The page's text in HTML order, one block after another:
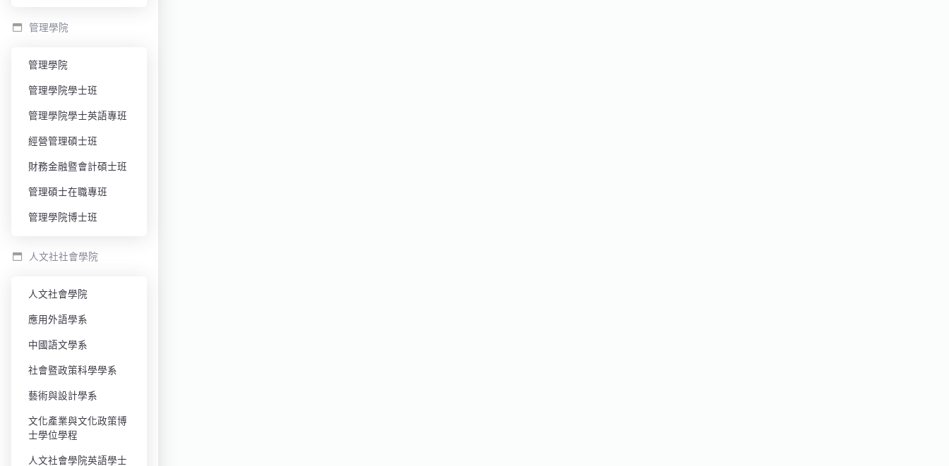
管理學院
管理學院
管理學院學士班
管理學院學士英語專班
經營管理碩士班
財務金融暨會計碩士班
管理碩士在職專班
管理學院博士班
人文社社會學院
人文社會學院
應用外語學系
中國語文學系
社會暨政策科學學系
藝術與設計學系
文化產業與文化政策博
士學位學程
人文社會學院英語學士